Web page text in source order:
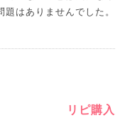
はありませんでした。
リピ購入